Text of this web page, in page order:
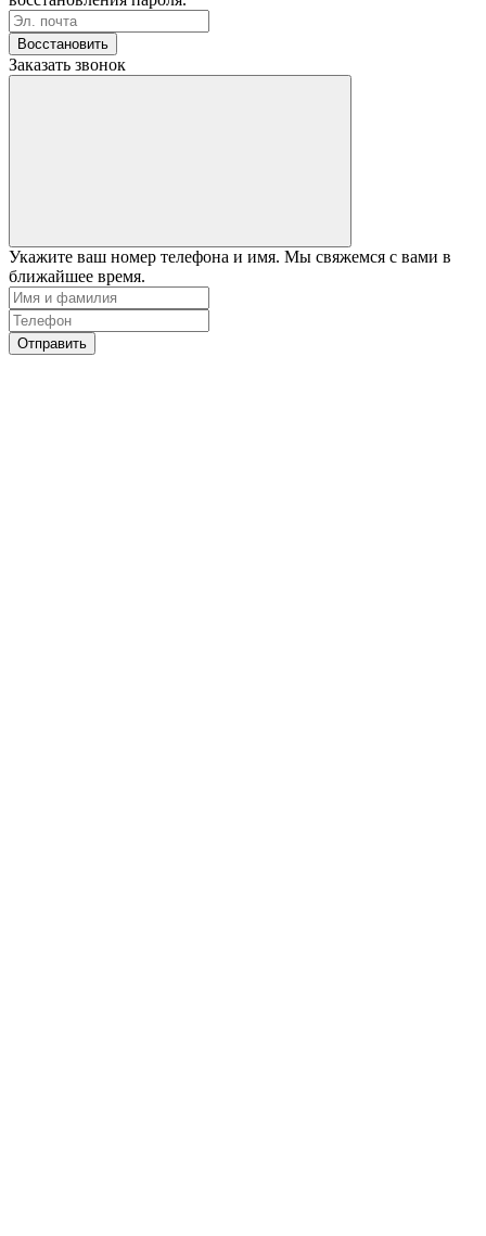
Восстановить
Заказать звонок
Укажите ваш номер телефона и имя. Мы свяжемся с вами в
ближайшее время.
Отправить